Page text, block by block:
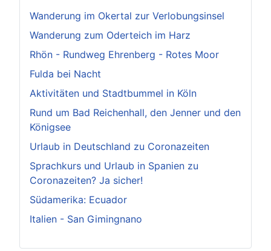
Wanderung im Okertal zur Verlobungsinsel
Wanderung zum Oderteich im Harz
Rhön - Rundweg Ehrenberg - Rotes Moor
Fulda bei Nacht
Aktivitäten und Stadtbummel in Köln
Rund um Bad Reichenhall, den Jenner und den
Königsee
Urlaub in Deutschland zu Coronazeiten
Sprachkurs und Urlaub in Spanien zu
Coronazeiten? Ja sicher!
Südamerika: Ecuador
Italien - San Gimingnano